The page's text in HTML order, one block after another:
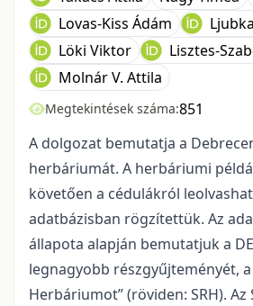
Lovas-Kiss Ádám
Löki Viktor
Lisztes-
Molnár V. Attila
Megtekintések száma:851
A dolgozat bemutatja a
herbáriumát. A herbáriumi
követően a cédulákról
adatbázisban rögzítettük. Az
állapota alapján bemutatjuk a
legnagyobb részgyűjteményét, a
Herbáriumot” (röviden: SRH). Az